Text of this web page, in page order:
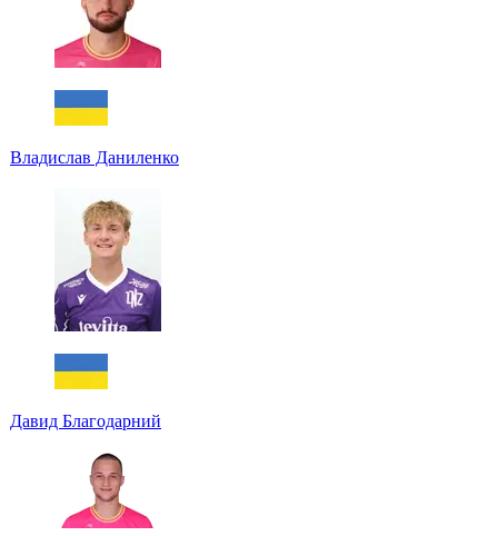
Владислав Даниленко
Давид Благодарний